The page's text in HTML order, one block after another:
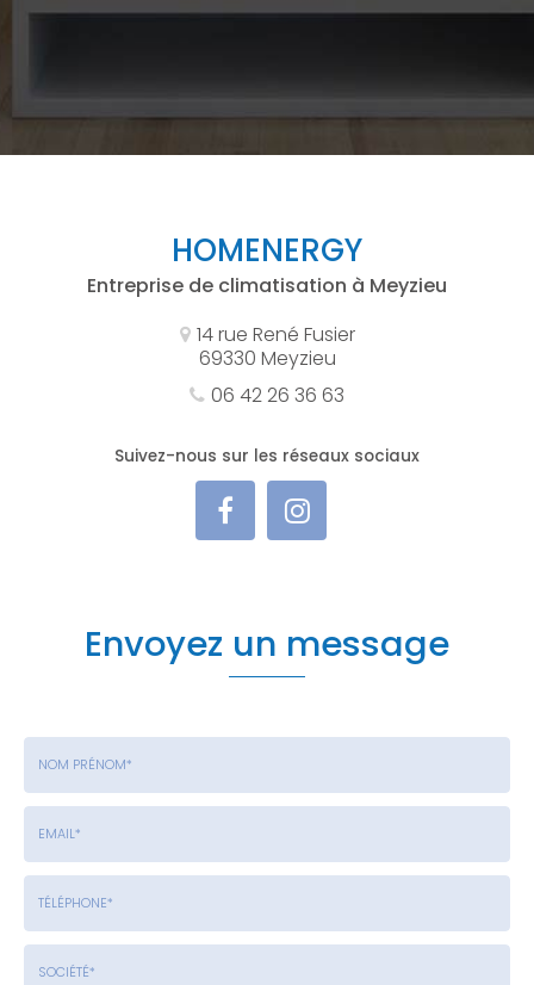
HOMENERGY
Entreprise de climatisation à Meyzieu
14 rue René Fusier
69330 Meyzieu
06 42 26 36 63
Suivez-nous sur les réseaux sociaux
Envoyez un message
Nom
Prénom
*
Email
*
Tél.